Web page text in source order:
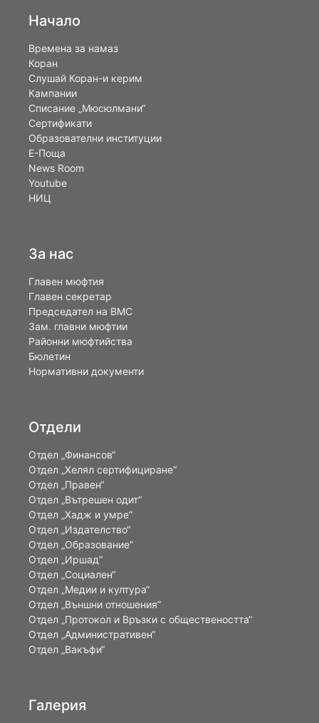
Начало
Времена за намаз
Коран
Слушай Коран-и керим
Кампании
Списание „Мюсюлмани“
Сертификати
Образователни институции
Е-Поща
News Room
Youtube
НИЦ
За нас
Главен мюфтия
Главен секретар
Председател на ВМС
Зам. главни мюфтии
Районни мюфтийства
Бюлетин
Нормативни документи
Отдели
Отдел „Финансов“
Отдел „Хелял сертифициране“
Отдел „Правен“
Отдел „Вътрешен одит“
Отдел „Хадж и умре“
Отдел „Издателство“
Отдел „Образование“
Отдел „Иршад“
Отдел „Социален“
Отдел „Медии и култура“
Отдел „Външни отношения”
Oтдел „Протокол и Връзки с обществеността“
Отдел „Административен“
Отдел „Вакъфи“
Галерия